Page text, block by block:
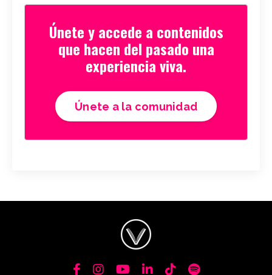
Únete y accede a contenidos
que hacen del pasado una
experiencia viva.
Únete a la comunidad